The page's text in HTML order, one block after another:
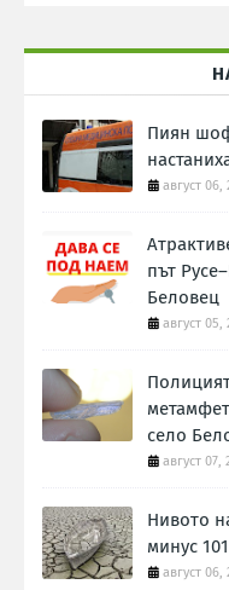
Пиян
август 06,
път
Беловец
август 05,
село
август 07,
Нивото
минус
август 06,